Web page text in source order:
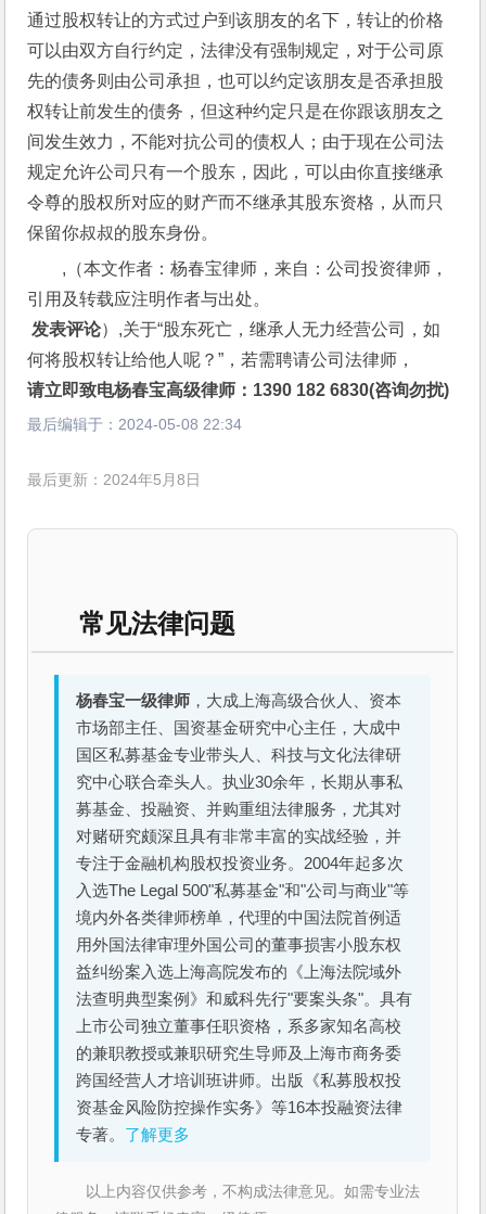
通过股权转让的方式过户到该朋友的名下，转让的价格
可以由双方自行约定，法律没有强制规定，对于公司原
先的债务则由公司承担，也可以约定该朋友是否承担股
权转让前发生的债务，但这种约定只是在你跟该朋友之
间发生效力，不能对抗公司的债权人；由于现在公司法
规定允许公司只有一个股东，因此，可以由你直接继承
令尊的股权所对应的财产而不继承其股东资格，从而只
保留你叔叔的股东身份。
,（本文作者：杨春宝律师，来自：公司投资律师，
引用及转载应注明作者与出处。
发表评论）,关于“股东死亡，继承人无力经营公司，如
何将股权转让给他人呢？”，若需聘请公司法律师，
请立即致电杨春宝高级律师：1390 182 6830(咨询勿扰)
最后编辑于： 2024-05-08 22:34
最后更新：2024年5月8日
常见法律问题
杨春宝一级律师 ，大成上海高级合伙人、资本
市场部主任、国资基金研究中心主任，大成中
国区私募基金专业带头人、科技与文化法律研
究中心联合牵头人。执业30余年，长期从事私
募基金、投融资、并购重组法律服务，尤其对
对赌研究颇深且具有非常丰富的实战经验，并
专注于金融机构股权投资业务。2004年起多次
入选The Legal 500"私募基金"和"公司与商业"等
境内外各类律师榜单，代理的中国法院首例适
用外国法律审理外国公司的董事损害小股东权
益纠纷案入选上海高院发布的《上海法院域外
法查明典型案例》和威科先行"要案头条"。具有
上市公司独立董事任职资格，系多家知名高校
的兼职教授或兼职研究生导师及上海市商务委
跨国经营人才培训班讲师。出版《私募股权投
资基金风险防控操作实务》等16本投融资法律
专著。 了解更多
以上内容仅供参考，不构成法律意见。如需专业法